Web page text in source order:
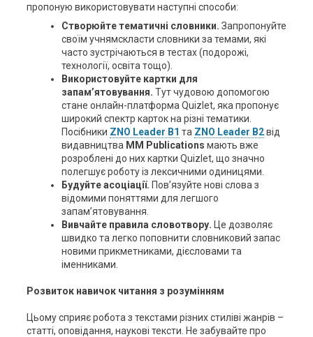
пропоную використовувати наступні способи:
Створюйте тематичні словники. Запропонуйте
своїм учнямскласти словники за темами, які
часто зустрічаються в тестах (подорожі,
технології, освіта тощо).
Використовуйте картки для
запам’ятовування. Тут чудовою допомогою
стане онлайн-платформа Quizlet, яка пропонує
широкий спектр карток на різні тематики.
Посібники ZNO Leader B1 та ZNO Leader B2від
видавництва MM Publications мають вже
розроблені до них картки Quizlet, що значно
полегшує роботу із лексичними одиницями.
Будуйте асоціації. Пов’язуйте нові слова з
відомими поняттями для легшого
запам’ятовування.
Вивчайте правила словотвору. Це дозволяє
швидко та легко поповнити словниковий запас
новими прикметниками, дієсловами та
іменниками.
Розвиток навичок читання з розумінням
Цьому сприяє робота з текстами різних стиліві жанрів –
статті, оповідання, наукові тексти. Не забувайте про